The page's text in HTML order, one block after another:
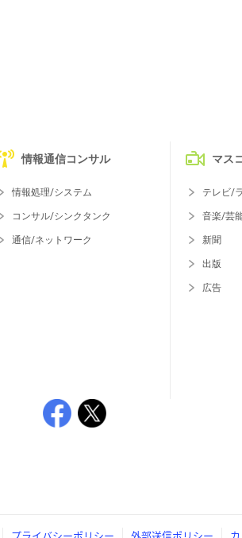
情報通信コンサル
情報処理/システム
コンサル/シンクタンク
通信/ネットワーク
マス
テレビ/
音楽/芸
新聞
出版
広告